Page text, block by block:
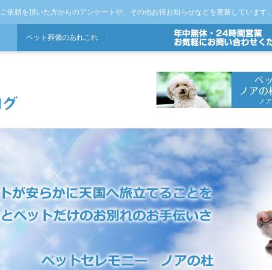
ご依頼を頂いた方からのアンケートや、その他お得お知らせなどを更新しています
ペット 葬儀のあれこれ